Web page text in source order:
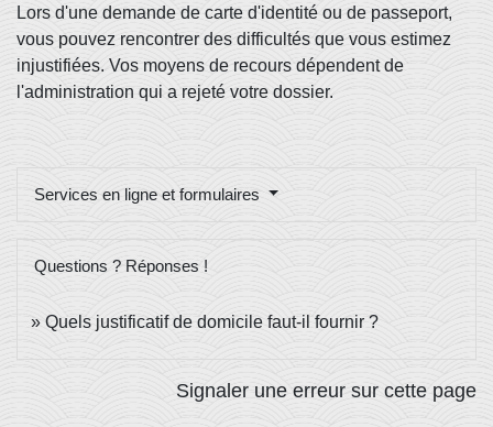
Lors d'une demande de carte d'identité ou de passeport,
vous pouvez rencontrer des difficultés que vous estimez
injustifiées. Vos moyens de recours dépendent de
l'administration qui a rejeté votre dossier.
Services en ligne et formulaires
Questions ? Réponses !
Quels justificatif de domicile faut-il fournir ?
Signaler une erreur sur cette page